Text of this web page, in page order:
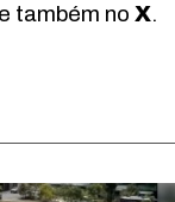
e também no X.